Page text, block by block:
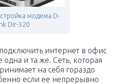
модема D-
Dir-320
интернет в офис
и та же. Сеть, которая
на себя гораздо
если ее непрерывно